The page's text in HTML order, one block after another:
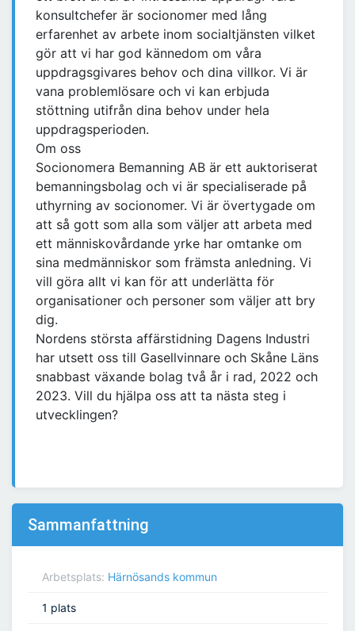
konsultchefer är socionomer med lång
erfarenhet av arbete inom socialtjänsten vilket
gör att vi har god kännedom om våra
uppdragsgivares behov och dina villkor. Vi är
vana problemlösare och vi kan erbjuda
stöttning utifrån dina behov under hela
uppdragsperioden.
Om oss
Socionomera Bemanning AB är ett auktoriserat
bemanningsbolag och vi är specialiserade på
uthyrning av socionomer. Vi är övertygade om
att så gott som alla som väljer att arbeta med
ett människovårdande yrke har omtanke om
sina medmänniskor som främsta anledning. Vi
vill göra allt vi kan för att underlätta för
organisationer och personer som väljer att bry
dig.
Nordens största affärstidning Dagens Industri
har utsett oss till Gasellvinnare och Skåne Läns
snabbast växande bolag två år i rad, 2022 och
2023. Vill du hjälpa oss att ta nästa steg i
utvecklingen?
Sammanfattning
Arbetsplats: Härnösands kommun
1 plats